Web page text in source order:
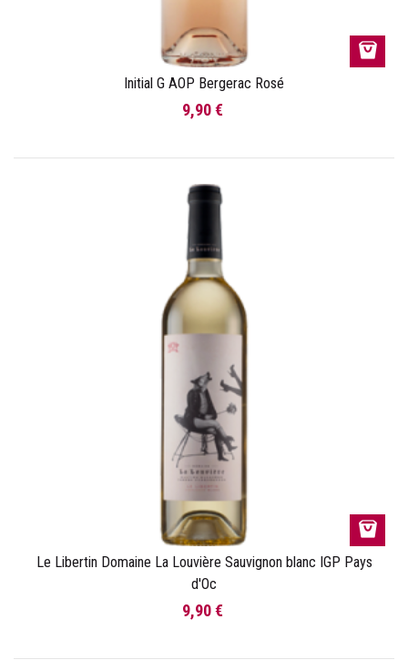
Initial G AOP Bergerac Rosé
9,90 €
Le Libertin Domaine La Louvière Sauvignon blanc IGP Pays
d'Oc
9,90 €